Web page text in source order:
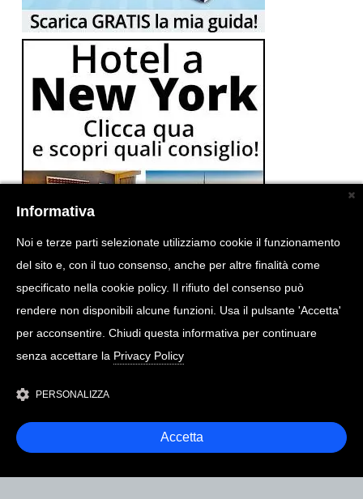
Informativa
Noi e terze parti selezionate utilizziamo cookie il funzionamento
del sito e, con il tuo consenso, anche per altre finalità come
specificato nella cookie policy. Il rifiuto del consenso può
rendere non disponibili alcune funzioni. Usa il pulsante 'Accetta'
per acconsentire. Chiudi questa informativa per continuare
senza accettare la Privacy Policy
PERSONALIZZA
Accetta